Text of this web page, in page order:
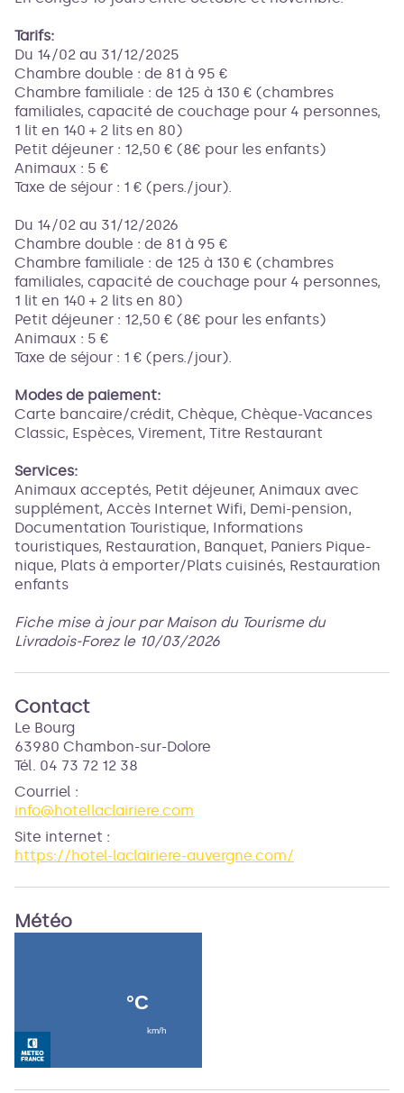
Tarifs:
Du 14/02 au 31/12/2025
Chambre double : de 81 à 95 €
Chambre familiale : de 125 à 130 € (chambres
familiales, capacité de couchage pour 4 personnes,
1 lit en 140 + 2 lits en 80)
Petit déjeuner : 12,50 € (8€ pour les enfants)
Animaux : 5 €
Taxe de séjour : 1 € (pers./jour).
Du 14/02 au 31/12/2026
Chambre double : de 81 à 95 €
Chambre familiale : de 125 à 130 € (chambres
familiales, capacité de couchage pour 4 personnes,
1 lit en 140 + 2 lits en 80)
Petit déjeuner : 12,50 € (8€ pour les enfants)
Animaux : 5 €
Taxe de séjour : 1 € (pers./jour).
Modes de paiement:
Carte bancaire/crédit, Chèque, Chèque-Vacances
Classic, Espèces, Virement, Titre Restaurant
Services:
Animaux acceptés, Petit déjeuner, Animaux avec
supplément, Accès Internet Wifi, Demi-pension,
Documentation Touristique, Informations
touristiques, Restauration, Banquet, Paniers Pique-
nique, Plats à emporter/Plats cuisinés, Restauration
enfants
Fiche mise à jour par Maison du Tourisme du
Livradois-Forez le 10/03/2026
Contact
Le Bourg
63980 Chambon-sur-Dolore
Tél. 04 73 72 12 38
Courriel :
info@hotellaclairiere.com
Site internet :
https://hotel-laclairiere-auvergne.com/
Météo